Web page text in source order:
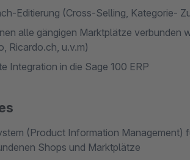
Editierung (Cross-Selling, Kategorie-
alle gängigen Marktplätze verbunden
Ricardo.ch, u.v.m)
Integration in die Sage 100 ERP
(Product Information Management)
Shops und Marktplätze